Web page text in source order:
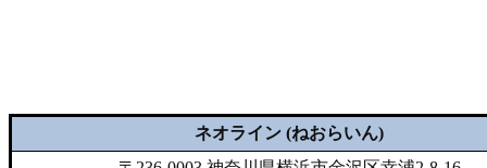
ネオライン (ねおらいん)